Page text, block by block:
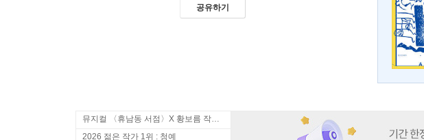
공유하기
뮤지컬 〈휴남동 서점〉X 황보름 작가 북토크
2026 젊은 작가 1위 : 청예